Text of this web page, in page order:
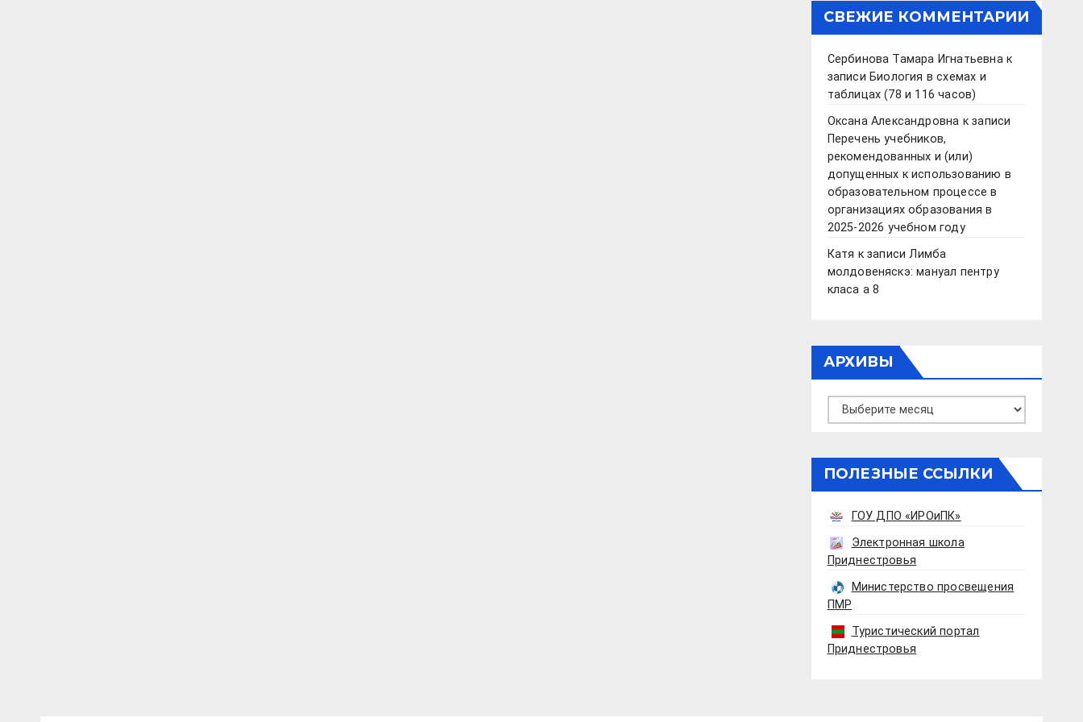
СВЕЖИЕ КОММЕНТАРИИ
Сербинова Тамара Игнатьевнак
записи Биология в схемах и
таблицах (78 и 116 часов)
Оксана Александровна к записи
Перечень учебников,
рекомендованных и (или)
допущенных к использованию в
образовательном процессе в
организациях образования в
2025-2026 учебном году
Катя к записиЛимба
молдовеняскэ: мануал пентру
класа а 8
АРХИВЫ
Архивы
ПОЛЕЗНЫЕ ССЫЛКИ
ГОУ ДПО «ИРОиПК»
Электронная школа
Приднестровья
Министерство просвещения
ПМР
Туристический портал
Приднестровья